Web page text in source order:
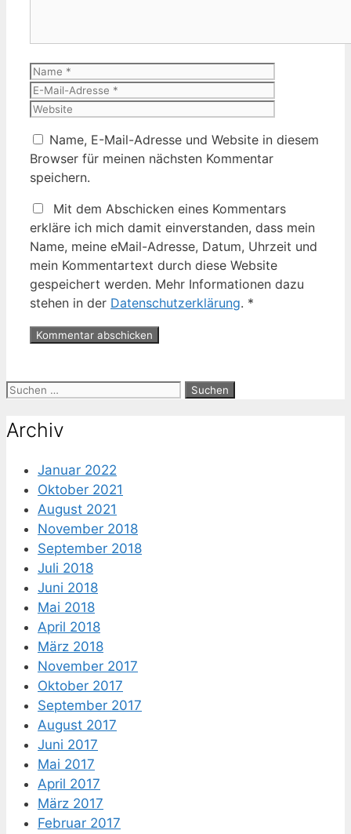
Name
Name, E-Mail-Adresse und Website in diesem
Browser für meinen nächsten Kommentar
speichern.
Mit dem Abschicken eines Kommentars
erkläre ich mich damit einverstanden, dass mein
Name, meine eMail-Adresse, Datum, Uhrzeit und
mein Kommentartext durch diese Website
gespeichert werden. Mehr Informationen dazu
stehen in der Datenschutzerklärung. *
Suche
Archiv
Januar 2022
Oktober 2021
August 2021
November 2018
September 2018
Juli 2018
Juni 2018
Mai 2018
April 2018
März 2018
November 2017
Oktober 2017
September 2017
August 2017
Juni 2017
Mai 2017
April 2017
März 2017
Februar 2017